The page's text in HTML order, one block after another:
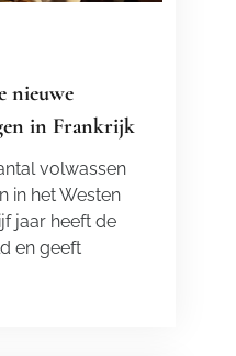
nieuwe
in Frankrijk
volwassen
in het Westen
jaar heeft de
en geeft